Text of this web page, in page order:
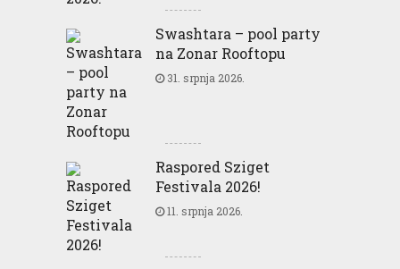
Swashtara – pool party
na Zonar Rooftopu
31. srpnja 2026.
Raspored Sziget
Festivala 2026!
11. srpnja 2026.